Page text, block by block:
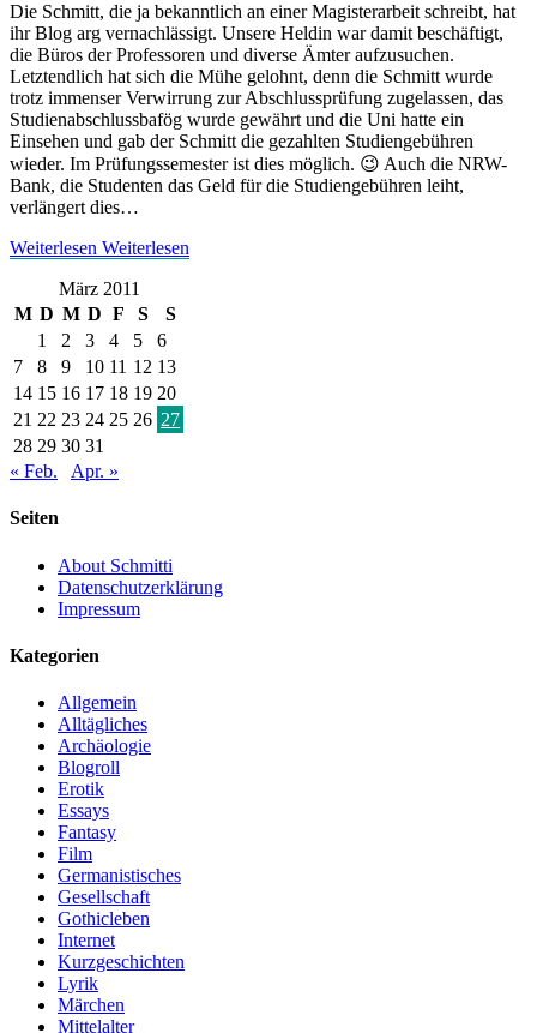
Die Schmitt, die ja bekanntlich an einer Magisterarbeit schreibt, hat
ihr Blog arg vernachlässigt. Unsere Heldin war damit beschäftigt,
die Büros der Professoren und diverse Ämter aufzusuchen.
Letztendlich hat sich die Mühe gelohnt, denn die Schmitt wurde
trotz immenser Verwirrung zur Abschlussprüfung zugelassen, das
Studienabschlussbafög wurde gewährt und die Uni hatte ein
Einsehen und gab der Schmitt die gezahlten Studiengebühren
wieder. Im Prüfungssemester ist dies möglich. 😉 Auch die NRW-
Bank, die Studenten das Geld für die Studiengebühren leiht,
verlängert dies…
Weiterlesen Weiterlesen
März 2011
M D M D F S
S
1
2 3 4 5
6
7
8 9 10 11 12 13
14 15 16 17 18 19 20
21 22 23 24 25 26 27
28 29 30 31
« Feb.
Apr. »
Seiten
About Schmitti
Datenschutzerklärung
Impressum
Kategorien
Allgemein
Alltägliches
Archäologie
Blogroll
Erotik
Essays
Fantasy
Film
Germanistisches
Gesellschaft
Gothicleben
Internet
Kurzgeschichten
Lyrik
Märchen
Mittelalter